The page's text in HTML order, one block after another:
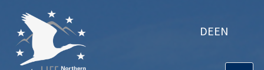
DEEN